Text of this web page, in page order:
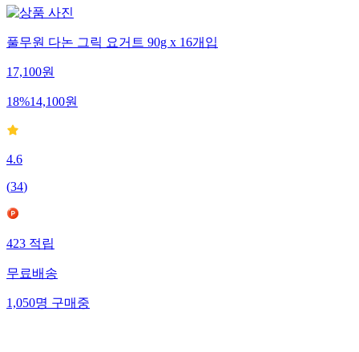
풀무원 다논 그릭 요거트 90g x 16개입
17,100원
18%14,100원
4.6
(34)
423적립
무료배송
1,050명구매중